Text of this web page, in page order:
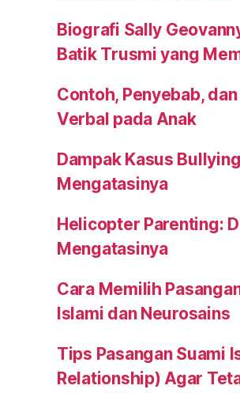
Biografi Sally
Batik Trusmi yang
Contoh, Penyebab,
Verbal pada Anak
Dampak Kasus
Mengatasinya
Helicopter Parenting:
Mengatasinya
Cara Memilih
Islami dan Neurosains
Tips Pasangan Suami
Relationship) Agar